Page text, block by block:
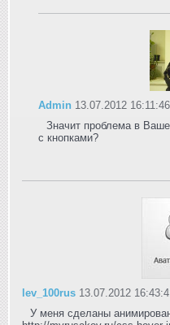
Admin 13.07.2012 16:11:46
Значит проблема в
с кнопками?
lev_100rus 13.07.2012
У меня сделаны